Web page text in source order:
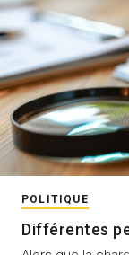
POLITIQUE
Différentes